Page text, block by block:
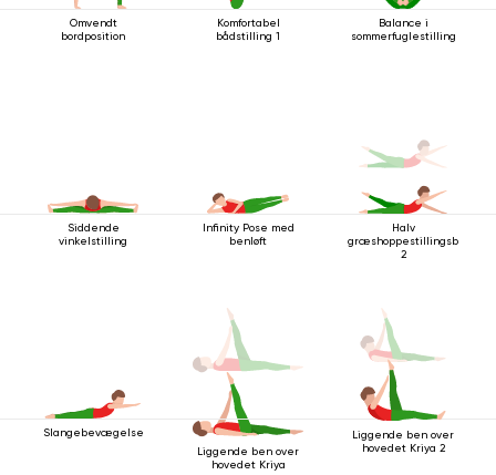
Omvendt
bordposition
Komfortabel
bådstilling 1
Balance i
sommerfuglestilling
Siddende
vinkelstilling
Infinity Pose med
benløft
Halv
2
Slangebevægelse
Liggende ben over
hovedet Kriya
Liggende ben over
hovedet Kriya 2